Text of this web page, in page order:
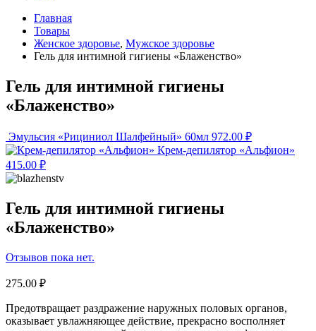
Главная
Товары
Женское здоровье, Мужское здоровье
Гель для интимной гигиены «Блаженство»
Гель для интимной гигиены
«Блаженство»
Эмульсия «Рициниол Шалфейный» 60мл 972.00 ₽
Крем-депилятор «Альфион»
415.00 ₽
Гель для интимной гигиены
«Блаженство»
Отзывов пока нет.
275.00 ₽
Предотвращает раздражение наружных половых органов,
оказывает увлажняющее действие, прекрасно восполняет